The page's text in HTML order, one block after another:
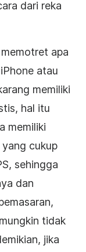
dari reka
apa
atau
memiliki
hal itu
memiliki
cukup
sehingga
dan
tidak
jika